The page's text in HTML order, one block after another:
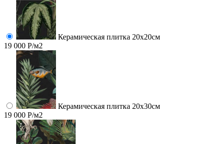
Керамическая плитка 20х20см
19 000 Р/м2
Керамическая плитка 20х30см
19 000 Р/м2